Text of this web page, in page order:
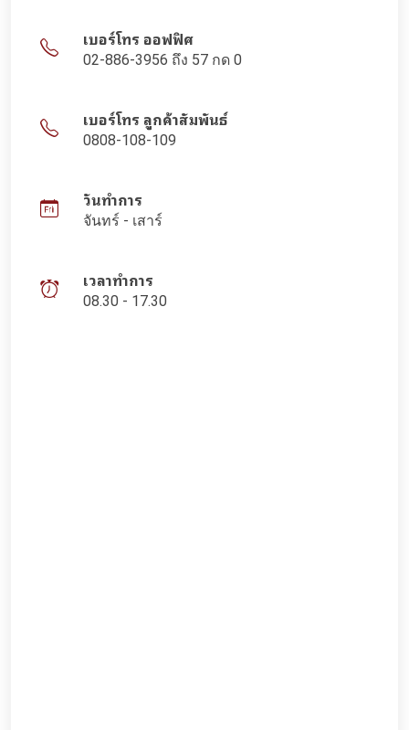
เบอร์โทร ออฟฟิศ
02-886-3956 ถึง 57 กด 0
เบอร์โทร ลูกค้าสัมพันธ์
0808-108-109
วันทำการ
จันทร์ - เสาร์
เวลาทำการ
08.30 - 17.30